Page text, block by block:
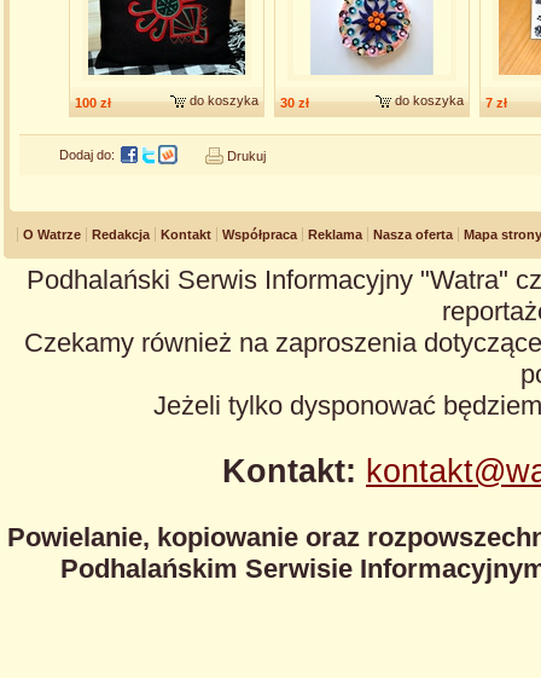
100 zł do koszyka 30 zł do koszyka 7 zł
Dodaj do: Drukuj
O Watrze Redakcja Kontakt Współpraca Reklama Nasza oferta Mapa strony
Podhalański Serwis Informacyjny "Watra"
Czekamy również na zaproszenia
Jeżeli tylko dysponować
Kontakt:
Powielanie, kopiowanie oraz
Podhalańskim Serwisie